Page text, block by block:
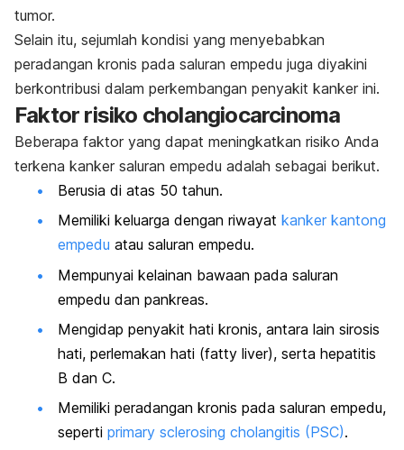
tumor.
Selain itu, sejumlah kondisi yang menyebabkan
peradangan kronis pada saluran empedu juga diyakini
berkontribusi dalam perkembangan penyakit kanker ini.
Faktor risiko cholangiocarcinoma
Beberapa faktor yang dapat meningkatkan risiko Anda
terkena kanker saluran empedu adalah sebagai berikut.
Berusia di atas 50 tahun.
Memiliki keluarga dengan riwayat kanker kantong
empedu atau saluran empedu.
Mempunyai kelainan bawaan pada saluran
empedu dan pankreas.
Mengidap penyakit hati kronis, antara lain sirosis
hati, perlemakan hati (fatty liver), serta hepatitis
B dan C.
Memiliki peradangan kronis pada saluran empedu,
seperti primary sclerosing cholangitis (PSC).